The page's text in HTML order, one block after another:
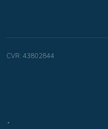
CVR​: 43802844